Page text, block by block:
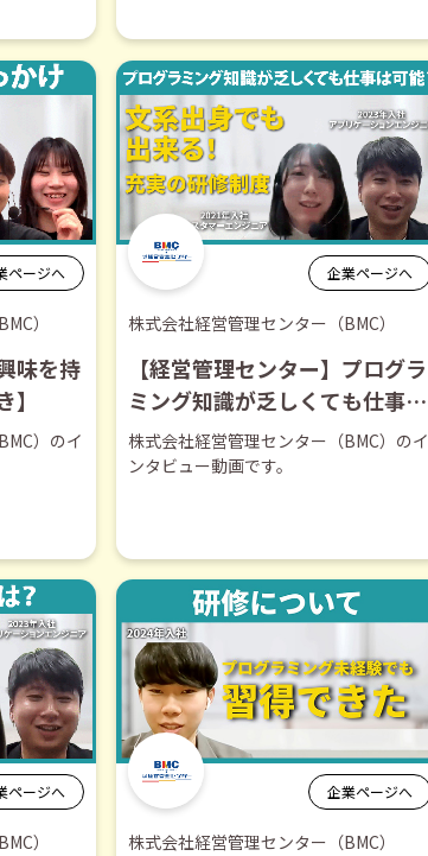
ページへ
）
味を持
）のイ
企業ページへ
株式会社経営管理センター（BMC）
【経営管理センター】プログラ
ミング知識が乏しくても仕事は
可能-【切り抜き】
株式会社経営管理センター（BMC）のイ
ンタビュー動画です。
ページへ
）
企業ページへ
株式会社経営管理センター（BMC）